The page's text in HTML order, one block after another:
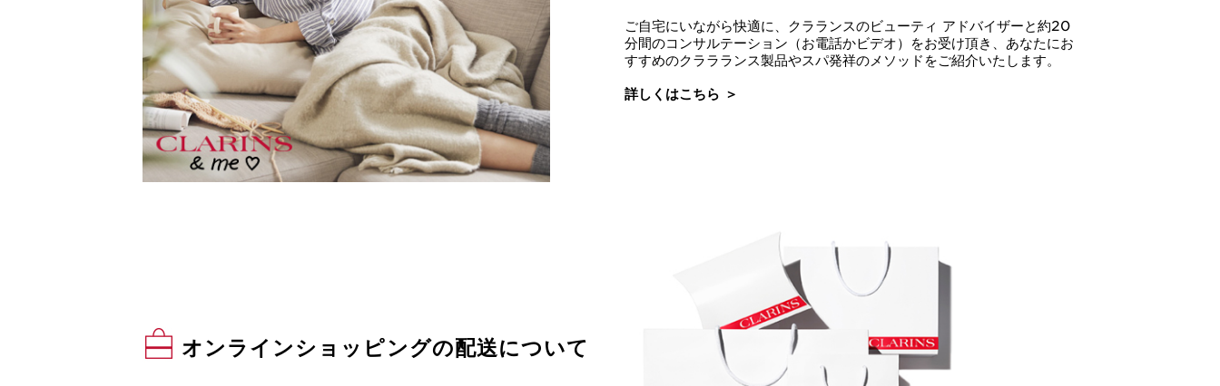
ご自宅にいながら快適に、クラランスのビューティ アドバイザーと約20
分間のコンサルテーション（お電話かビデオ）をお受け頂き、あなたにお
すすめのクララランス製品やスパ発祥のメソッドをご紹介いたします。
詳しくはこちら ＞
オンラインショッピングの配送について